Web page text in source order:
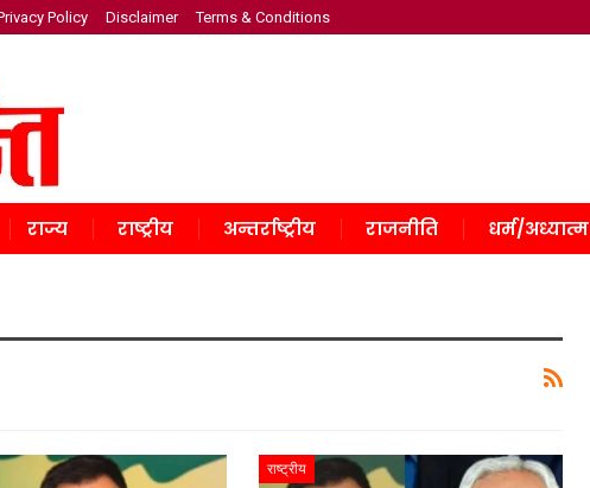
Policy Disclaimer Terms & Conditions
राज्य राष्ट्रीय अन्तर्राष्ट्रीय राजनीति धर्म/अध्यात्म
राष्ट्रीय